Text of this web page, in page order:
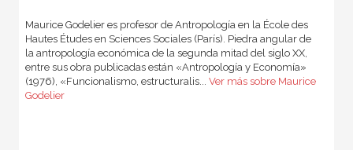
Maurice Godelier es profesor de Antropología en la École des
Hautes Études en Sciences Sociales (París). Piedra angular de
la antropología económica de la segunda mitad del siglo XX,
entre sus obra publicadas están «Antropología y Economía»
(1976), «Funcionalismo, estructuralis... Ver más sobre Maurice
Godelier